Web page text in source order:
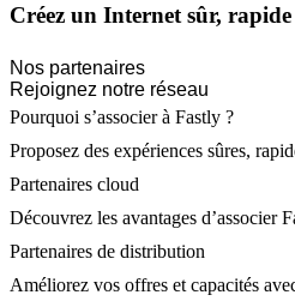
Créez un Internet sûr,
Nos partenaires
Rejoignez notre réseau
Pourquoi s’associer à Fastly ?
Proposez des expériences sûres,
Partenaires cloud
Découvrez les avantages d’associer
Partenaires de distribution
Améliorez vos offres et capacités